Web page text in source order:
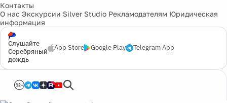
Контакты
О нас Экскурсии Silver Studio Рекламодателям Юридическая
информация
Слушайте
Серебряный
дождь
App Store Google Play Telegram App
12+